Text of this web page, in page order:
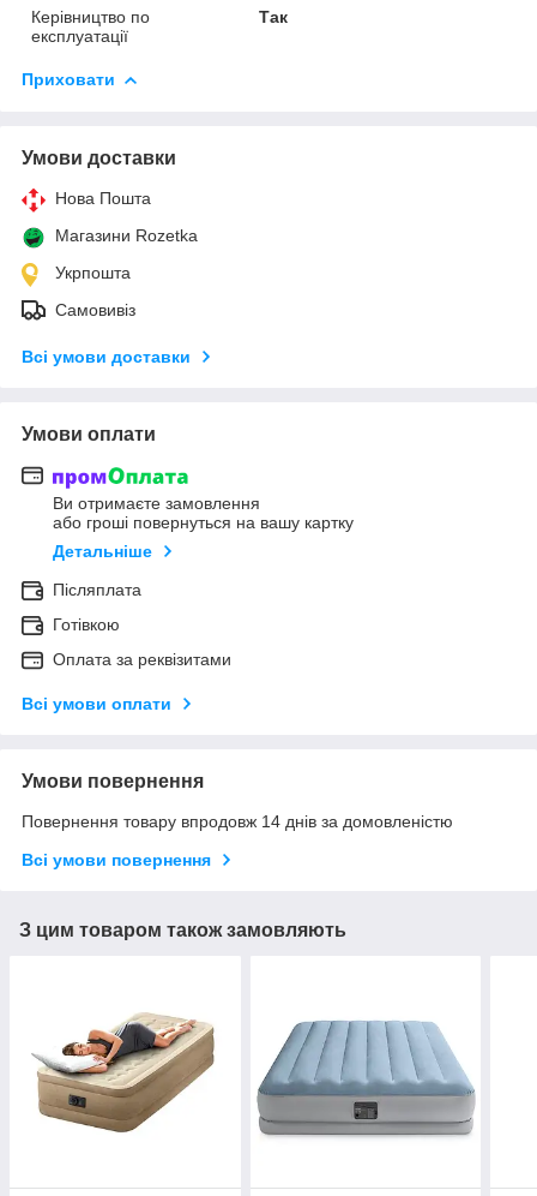
Керівництво по
експлуатації
Так
Приховати
Умови доставки
Нова Пошта
Магазини Rozetka
Укрпошта
Самовивіз
Всі умови доставки
Умови оплати
Ви отримаєте замовлення
або гроші повернуться на вашу картку
Детальніше
Післяплата
Готівкою
Оплата за реквізитами
Всі умови оплати
Умови повернення
Повернення товару впродовж 14 днів за домовленістю
Всі умови повернення
З цим товаром також замовляють